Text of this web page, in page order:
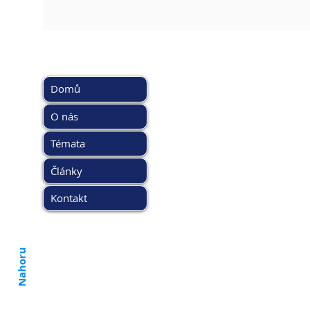
Nahoru
Domů
O nás
Témata
Články
Kontakt